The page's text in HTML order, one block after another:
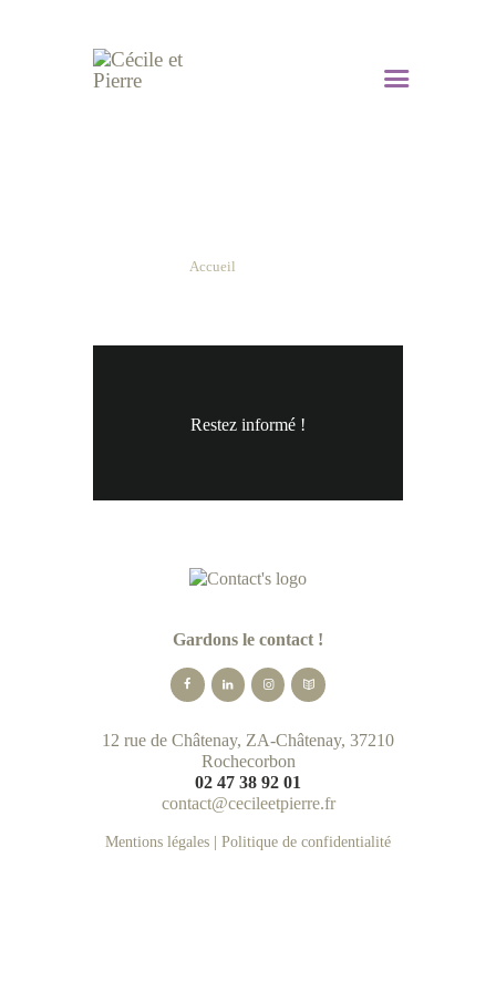
Accueil
Restez informé !
Gardons le contact !
12 rue de Châtenay, ZA-Châtenay, 37210
Rochecorbon
02 47 38 92 01
contact@cecileetpierre.fr
Mentions légales Politique de confidentialité